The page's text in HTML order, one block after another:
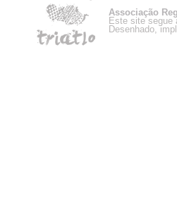
Associação
Este site segue
Desenhado,